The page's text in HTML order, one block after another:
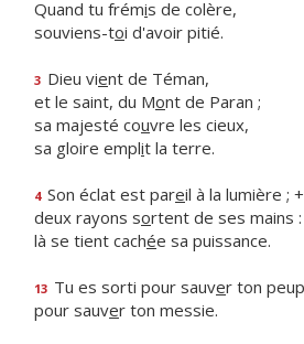
Quand tu frémis de colère,
souviens-toi d'avoir pitié.
3 Dieu vient de Téman,
et le saint, du Mont de Paran ;
sa majesté couvre les cieux,
sa gloire emplit la terre.
4 Son éclat est pareil à la lumière ; +
deux rayons sortent de ses mains :
là se tient cachée sa puissance.
13 Tu es sorti pour sauver ton
pour sauver ton messie.